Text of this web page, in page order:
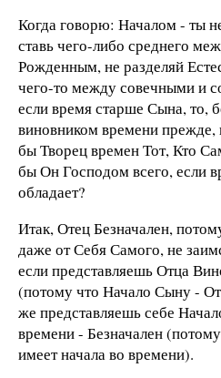
Когда говорю: Началом - ты
ставь чего-либо среднего
Рожденным, не разделяй
чего-то между совечными и
если время старше Сына, то,
виновником времени
бы Творец времен Тот, Кто
бы Он Господом всего, если
обладает?
Итак, Отец Безначален,
даже от Себя Самого, не
если представляешь Отца
(потому что Начало Сыну -
же представляешь себе
времени - Безначален
имеет начала во времени).